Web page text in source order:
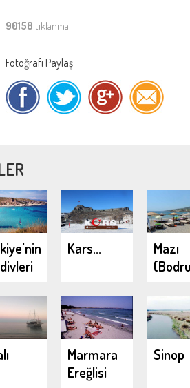
90158 tıklanma
Fotoğrafı Paylaş
Kars...
Mazı
Marmara
Ereğlisi
Sinop